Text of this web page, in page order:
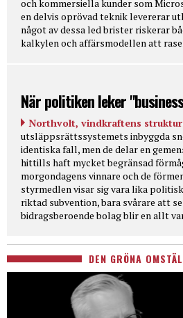
och kommersiella kunder som
en delvis oprövad teknik levererar
något av dessa led brister riskerar
kalkylen och affärsmodellen att
När politiken leker
Northvolt, vindkraftens
utsläppsrättssystemets inbyggda
identiska fall, men de delar en
hittills haft mycket begränsad
morgondagens vinnare och de
styrmedlen visar sig vara lika
riktad subvention, bara svårare att
bidragsberoende bolag blir en allt
DEN GRÖNA